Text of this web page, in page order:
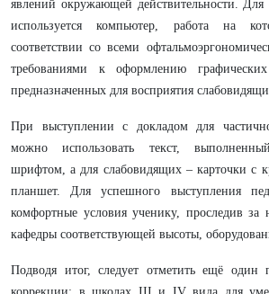
явлений окружающей действительности. Для
используется компьютер, работа на
соответствии со всеми
требованиями к оформлению
предназначенных для восприятия
При выступлении с докладом для
можно использовать текст,
шрифтом, а для слабовидящих – карточки с
планшет. Для успешного выступления
комфортные условия ученику, проследив за
кафедры соответствующей высоты,
Подводя итог, следует отметить ещё один